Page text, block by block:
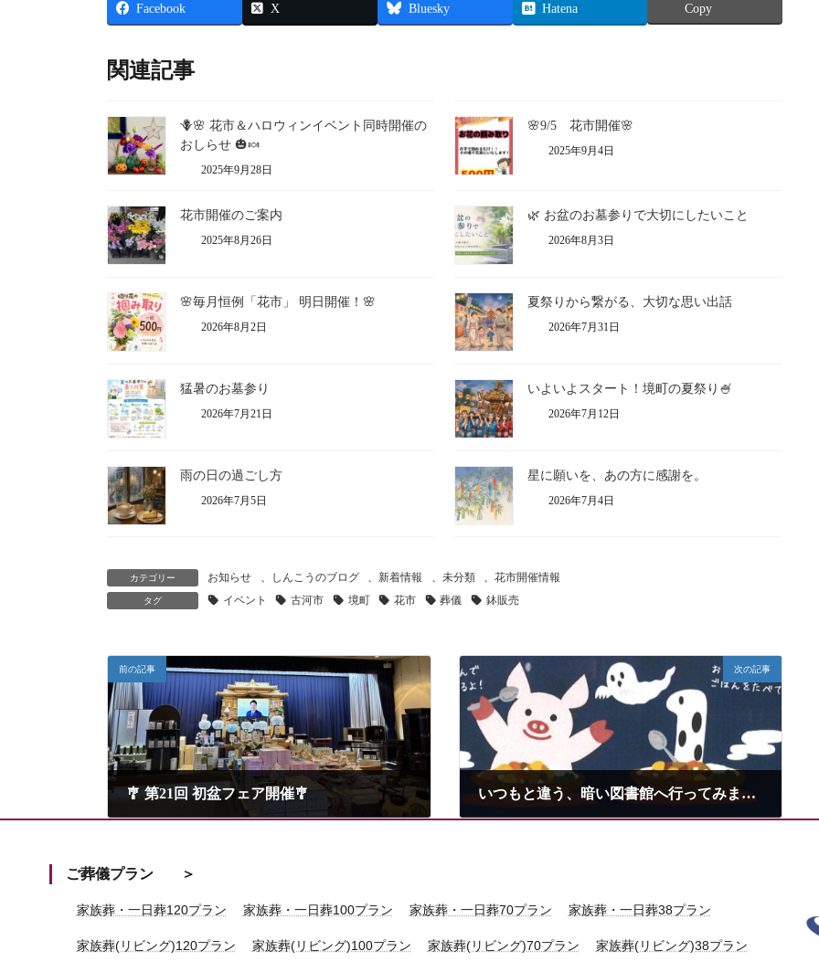
Facebook X Bluesky Hatena Copy
関連記事
🪻🌸 花市＆ハロウィンイベント同時開催の
おしらせ 🎃🍬
2025年9月28日
🌸9/5 花市開催🌸
2025年9月4日
花市開催のご案内
2025年8月26日
🌿 お盆のお墓参りで大切にしたいこと
2026年8月3日
🌸毎月恒例「花市」 明日開催！🌸
2026年8月2日
夏祭りから繋がる、大切な思い出話
2026年7月31日
猛暑のお墓参り
2026年7月21日
いよいよスタート！境町の夏祭り🍧
2026年7月12日
雨の日の過ごし方
2026年7月5日
星に願いを、あの方に感謝を。
2026年7月4日
カテゴリー お知らせ 、 しんこうのブログ 、新着情報 、 未分類 、花市開催情報
タグ イベント 古河市 境町 花市 葬儀 鉢販売
前の記事
🎐 第21回 初盆フェア開催🎐
次の記事
いつもと違う、暗い図書館へ行ってみませんか？
ご葬儀プラン
家族葬・一日葬120プラン 家族葬・一日葬100プラン 家族葬・一日葬70プラン 家族葬・一日葬38プラン
家族葬(リビング)120プラン 家族葬(リビング)100プラン 家族葬(リビング)70プラン 家族葬(リビング)38プラン